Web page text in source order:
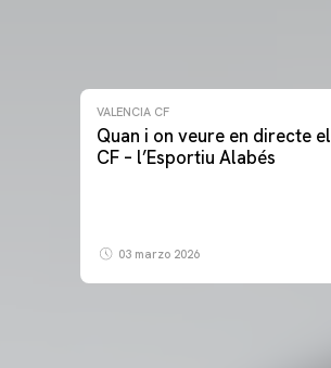
VALENCIA CF
Quan i on veure en directe
CF – l’Esportiu Alabés
03 marzo 2026